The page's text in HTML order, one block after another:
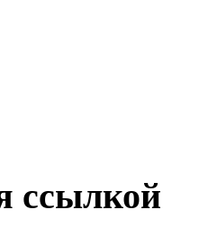
ссылкой